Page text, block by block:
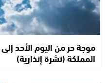
موجة حر من اليوم الأحد
المملكة (نشرة إنذارية)